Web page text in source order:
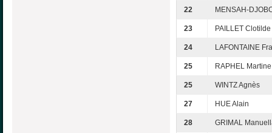
22 MENSAH-
23 PAILLET Clotilde
24 LAFONTAINE
25 RAPHEL Martine
25 WINTZ Agnès
27 HUE Alain
28 GRIMAL